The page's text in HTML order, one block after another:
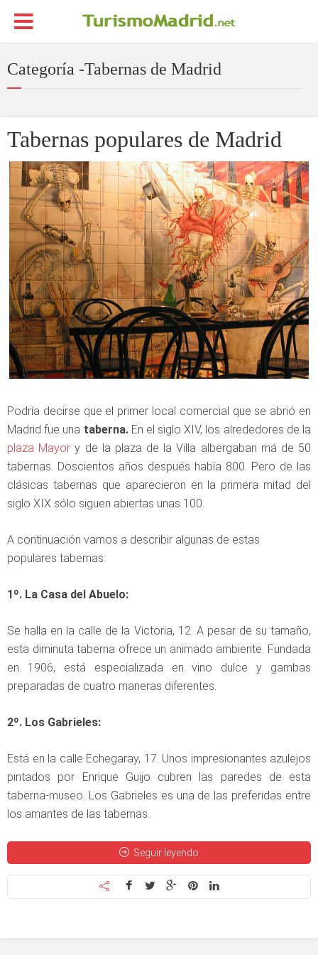
Categoría -Tabernas de Madrid
Tabernas populares de Madrid
Podría decirse que el primer local comercial que se abrió en
Madrid fue una taberna. En el siglo XIV, los alrededores de la
plaza Mayory de la plaza de la Villa albergaban má de 50
tabernas. Doscientos años después había 800. Pero de las
clásicas tabernas que aparecieron en la primera mitad del
siglo XIX sólo siguen abiertas unas 100.
A continuación vamos a describir algunas de estas
populares tabernas:
1º. La Casa del Abuelo:
Se halla en la calle de la Victoria, 12. A pesar de su tamaño,
esta diminuta taberna ofrece un animado ambiente. Fundada
en 1906, está especializada en vino dulce y gambas
preparadas de cuatro maneras diferentes.
2º. Los Gabrieles:
Está en la calle Echegaray, 17. Unos impresionantes azulejos
pintados por Enrique Guijo cubren las paredes de esta
taberna-museo. Los Gabrieles es una de las preferidas entre
los amantes de las tabernas.
Seguir leyendo